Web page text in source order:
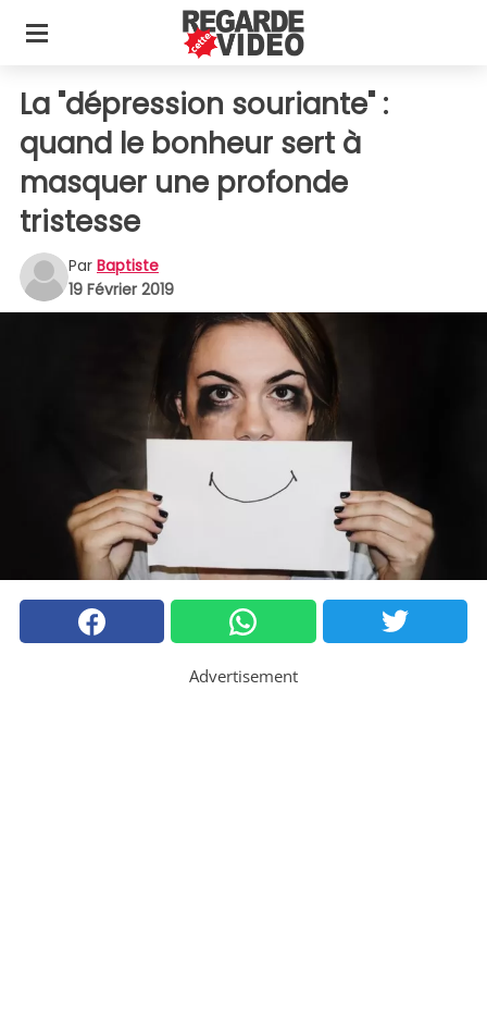
La "dépression souriante" :
quand le bonheur sert à
masquer une profonde
tristesse
Par Baptiste
19 Février 2019
Advertisement